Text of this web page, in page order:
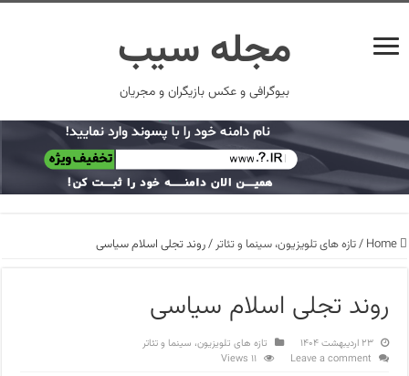
مجله سیب
بیوگرافی و عکس بازیگران و مجریان
Home
/تازه های تلویزیون، سینما و تئاتر /روند تجلی اسلام سیاسی
روند تجلی اسلام سیاسی
۲۳ اردیبهشت ۱۴۰۴
تازه های تلویزیون، سینما و تئاتر
Leave a comment
11 Views